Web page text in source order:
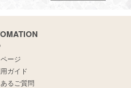
ージ
ガイド
るご質問